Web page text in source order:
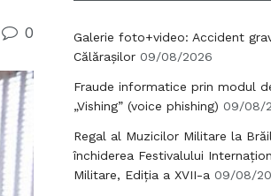
0
Galerie foto+video: Accident
Călărașilor 09/08/2026
Fraude informatice prin modul
„Vishing” (voice phishing) 09/08/
Regal al Muzicilor Militare la
închiderea Festivalului
Militare, Ediția a XVII-a 09/08/